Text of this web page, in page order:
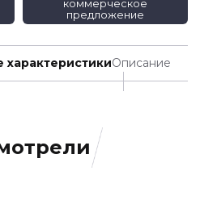
коммерческое
предложение
Описание